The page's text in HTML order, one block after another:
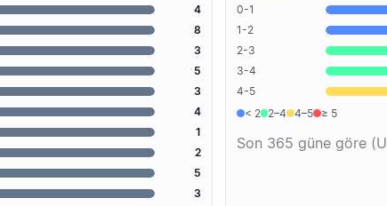
4
8
3
5
3
4
1
2
5
3
0-1
1-2
2-3
3-4
4-5
< 2
2–4 4–5 ≥ 5
Son 365 güne göre